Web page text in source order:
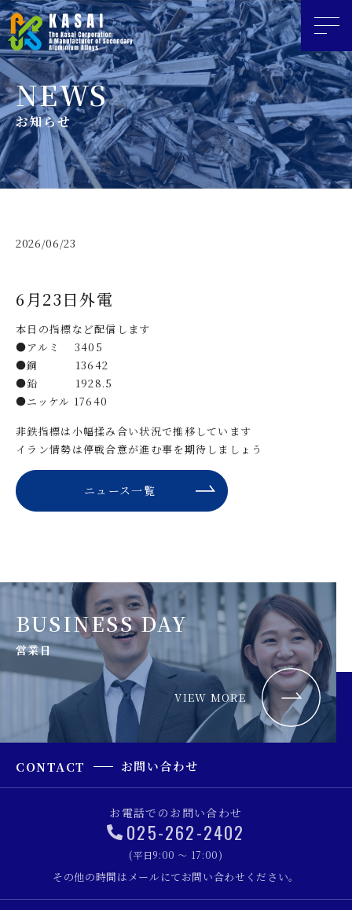
お知らせ
2026/06/23
6月23日外電
本日の指標など配信します
●アルミ 3405
●銅 13642
●鉛 1928.5
●ニッケル 17640
非鉄指標は小幅揉み合い状況で推移しています
イラン情勢は停戦合意が進む事を期待しましょう
ニュース一覧
BUSINESS DAY
営業日
VIEW MORE
CONTACT お問い合わせ
お電話でのお問い合わせ
025-262-2402
(平日9:00 ～ 17:00)
その他の時間はメールにてお問い合わせください。